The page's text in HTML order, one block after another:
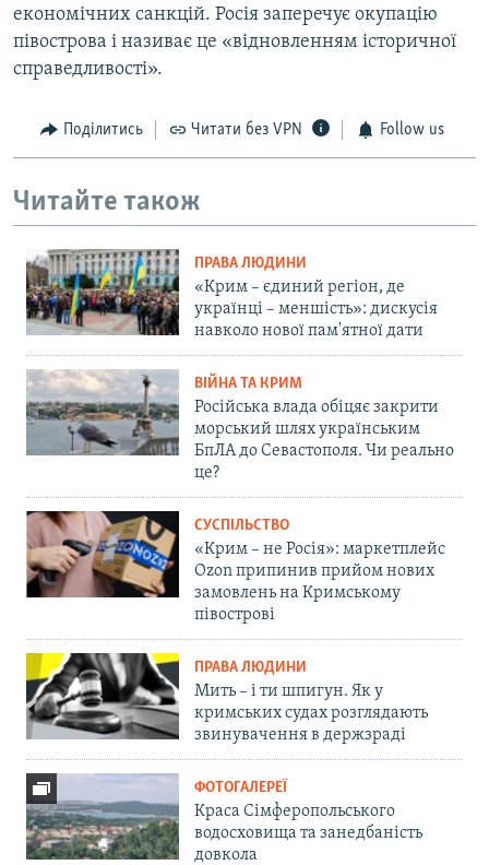
економічних санкцій. Росія заперечує окупацію
півострова і називає це «відновленням історичної
справедливості».
Поділитись Читати без VPN Follow us
Читайте також
ПРАВА ЛЮДИНИ
«Крим – єдиний регіон, де
українці – меншість»: дискусія
навколо нової пам'ятної дати
ВІЙНА ТА КРИМ
Російська влада обіцяє закрити
морський шлях українським
БпЛА до Севастополя. Чи реально
це?
СУСПІЛЬСТВО
«Крим – не Росія»: маркетплейс
Ozon припинив прийом нових
замовлень на Кримському
півострові
ПРАВА ЛЮДИНИ
Мить – і ти шпигун. Як у
кримських судах розглядають
звинувачення в держзраді
ФОТОГАЛЕРЕЇ
Краса Сімферопольського
водосховища та занедбаність
довкола